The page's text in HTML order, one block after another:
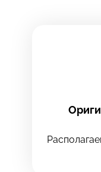
Введите